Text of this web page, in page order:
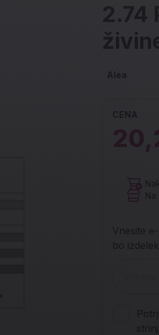
2.74
Alea
CENA
Na
Vnesite
bo